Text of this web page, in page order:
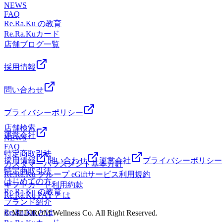
NEWS
FAQ
Re.Ra.Ku の教育
Re.Ra.Kuカード
店舗ブログ一覧
採用情報
問い合わせ
プライバシーポリシー
運営会社
特定商取引法
カスタマーハラスメント基本方針
Re.Ra.Ku グループ eGiftサービス利用規約
ギフトカード利用約款
Re.Ra.Ku PAY とは
© MEDIROM Wellness Co. All Right Reserved.
店舗検索
NEWS
FAQ
採用情報
問い合わせ 運営会社
プライバシーポリシー
特定商取引法
はじめての方
Re.Ra.Ku の教育
ブランド紹介
Re.Ra.Ku とは